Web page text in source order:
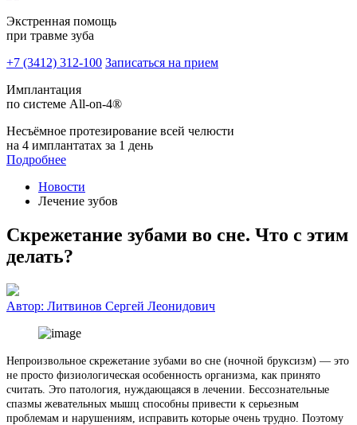
Экстренная помощь
при травме зуба
+7 (3412) 312-100 Записаться на прием
Имплантация
по системе All-on-4®
Несъёмное протезирование всей челюсти
на 4 имплантатах за 1 день
Подробнее
Новости
Лечение зубов
Скрежетание зубами во сне. Что с этим
делать?
Автор: Литвинов Сергей Леонидович
Непроизвольное скрежетание зубами во сне (ночной бруксизм) — это
не просто физиологическая особенность организма, как принято
считать. Это патология, нуждающаяся в лечении. Бессознательные
спазмы жевательных мышц способны привести к серьезным
проблемам и нарушениям, исправить которые очень трудно. Поэтому